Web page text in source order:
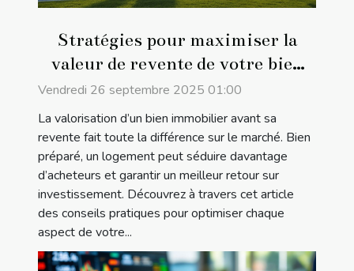
Stratégies pour maximiser la
valeur de revente de votre bien
immobilier
Vendredi 26 septembre 2025 01:00
La valorisation d’un bien immobilier avant sa
revente fait toute la différence sur le marché. Bien
préparé, un logement peut séduire davantage
d’acheteurs et garantir un meilleur retour sur
investissement. Découvrez à travers cet article
des conseils pratiques pour optimiser chaque
aspect de votre...